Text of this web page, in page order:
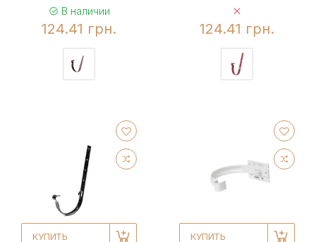
В наличии
124.41 грн. 124.41 грн.
КУПИТЬ КУПИТЬ